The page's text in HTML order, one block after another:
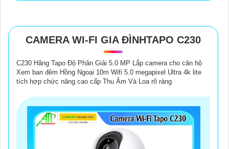
CAMERA WI-FI GIA ĐÌNHTAPO C230
C230 Hãng Tapo Độ Phân Giải 5.0 MP Lắp camera cho căn hộ
Xem ban đêm Hồng Ngoại 10m Wifi 5.0 megapixel Ultra 4k lite
tích hợp chức năng cao cấp Thu Âm Và Loa rõ ràng